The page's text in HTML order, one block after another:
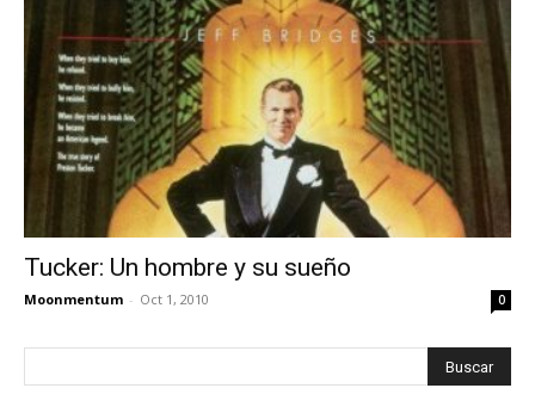
Tucker: Un hombre y su sueño
Moonmentum - Oct 1, 2010 0